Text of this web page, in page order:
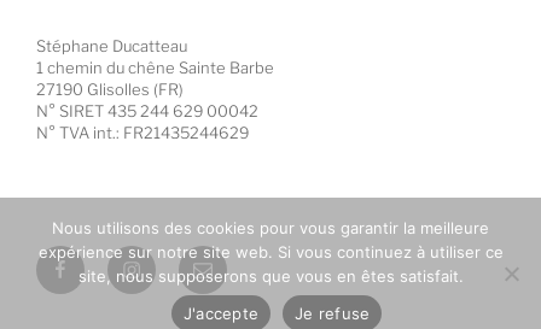
Stéphane Ducatteau
1 chemin du chêne Sainte Barbe
27190 Glisolles (FR)
N° SIRET 435 244 629 00042
N° TVA int.: FR21435244629
FacebookInstagram
E-
mail
Nous utilisons des cookies pour vous garantir la meilleure
expérience sur notre site web. Si vous continuez à utiliser ce
site, nous supposerons que vous en êtes satisfait.
J'accepte
Je refuse